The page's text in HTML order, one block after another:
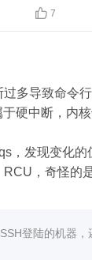
(sleep 1做差
耳闻. 用的不
下用wireshark,
发现一个
些草断"
时间的日志,
老师结论的.
个ip每秒产生这
 7
过多导致命令
硬中断，内
，发现变化
，奇怪的
登陆的机器，